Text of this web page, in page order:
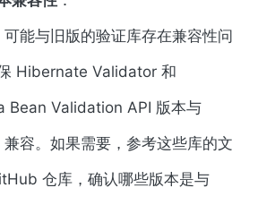
可能与旧版的验证库存在兼容性问
Hibernate Validator 和
Bean Validation API 版本与
兼容。如果需要，参考这些库的文
仓库，确认哪些版本是与